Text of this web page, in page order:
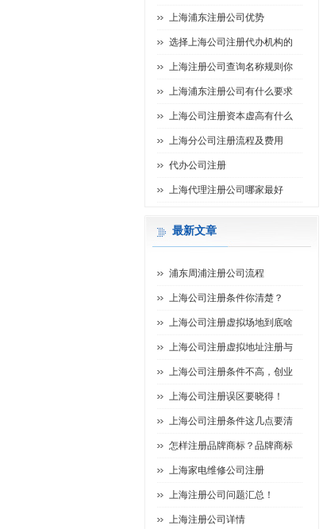
上海浦东注册公司优势
选择上海公司注册代办机构的
上海注册公司查询名称规则你
上海浦东注册公司有什么要求
上海公司注册资本虚高有什么
上海分公司注册流程及费用
代办公司注册
上海代理注册公司哪家最好
最新文章
浦东周浦注册公司流程
上海公司注册条件你清楚？
上海公司注册虚拟场地到底啥
上海公司注册虚拟地址注册与
上海公司注册条件不高，创业
上海公司注册误区要晓得！
上海公司注册条件这几点要清
怎样注册品牌商标？品牌商标
上海家电维修公司注册
上海注册公司问题汇总！
上海注册公司详情